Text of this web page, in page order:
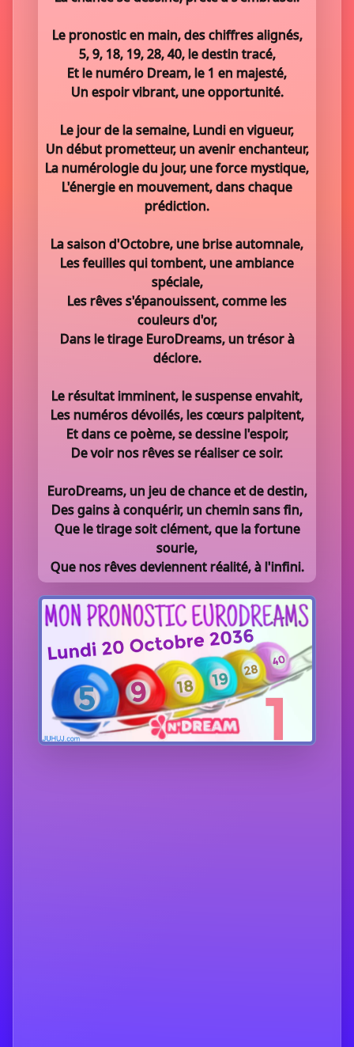
Le pronostic en main, des chiffres alignés,
5, 9, 18, 19, 28, 40, le destin tracé,
Et le numéro Dream, le 1 en majesté,
Un espoir vibrant, une opportunité.
Le jour de la semaine, Lundi en vigueur,
Un début prometteur, un avenir enchanteur,
La numérologie du jour, une force mystique,
L'énergie en mouvement, dans chaque
prédiction.
La saison d'Octobre, une brise automnale,
Les feuilles qui tombent, une ambiance
spéciale,
Les rêves s'épanouissent, comme les
couleurs d'or,
Dans le tirage EuroDreams, un trésor à
déclore.
Le résultat imminent, le suspense envahit,
Les numéros dévoilés, les cœurs palpitent,
Et dans ce poème, se dessine l'espoir,
De voir nos rêves se réaliser ce soir.
EuroDreams, un jeu de chance et de destin,
Des gains à conquérir, un chemin sans fin,
Que le tirage soit clément, que la fortune
sourie,
Que nos rêves deviennent réalité, à l'infini.